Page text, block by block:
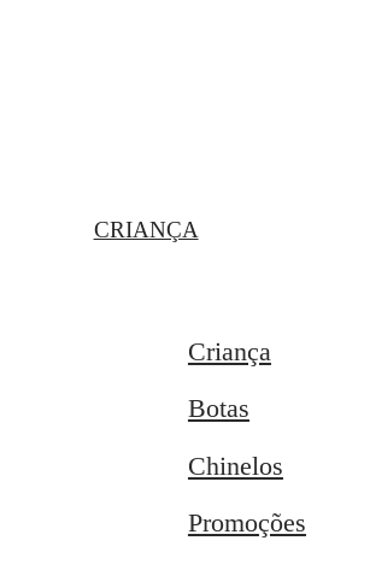
CRIANÇA
Criança
Botas
Chinelos
Promoções